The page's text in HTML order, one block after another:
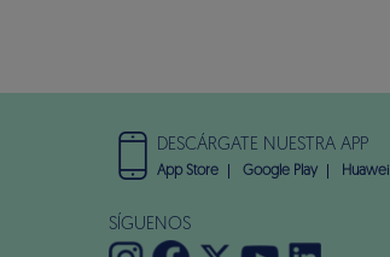
DESCÁRGATE NUESTRA APP
App Store Google Play Huawei
SÍGUENOS